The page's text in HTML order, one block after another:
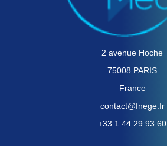
2 avenue Hoche
75008 PARIS
France
contact@fnege.fr
+33 1 44 29 93 60